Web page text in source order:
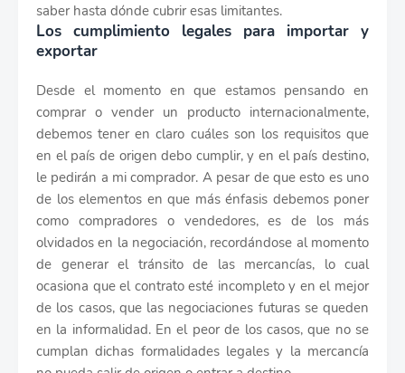
saber hasta dónde cubrir esas limitantes.
Los cumplimiento legales para importar y
exportar
Desde el momento en que estamos pensando en
comprar o vender un producto internacionalmente,
debemos tener en claro cuáles son los requisitos que
en el país de origen debo cumplir, y en el país destino,
le pedirán a mi comprador. A pesar de que esto es uno
de los elementos en que más énfasis debemos poner
como compradores o vendedores, es de los más
olvidados en la negociación, recordándose al momento
de generar el tránsito de las mercancías, lo cual
ocasiona que el contrato esté incompleto y en el mejor
de los casos, que las negociaciones futuras se queden
en la informalidad. En el peor de los casos, que no se
cumplan dichas formalidades legales y la mercancía